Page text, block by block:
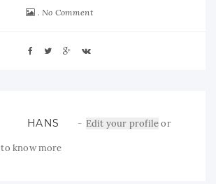
No Comment
HANS Edit your profileor
to know more